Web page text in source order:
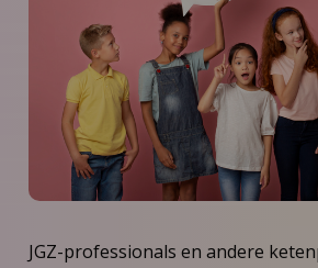
JGZ-professionals en andere